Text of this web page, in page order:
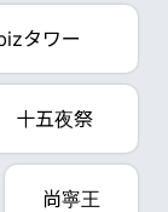
タワー
十五夜祭
尚寧王